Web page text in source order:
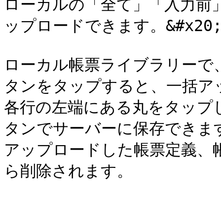
ローカルの「全て」「入力前
ップロードできます。
ローカル帳票ライブラリー
タンをタップすると、一括
各行の左端にある丸をタッ
タンでサーバーに保存でき
アップロードした帳票定義
ら削除されます。